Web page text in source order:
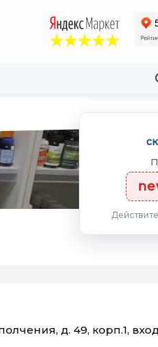
д. 49, корп.1,